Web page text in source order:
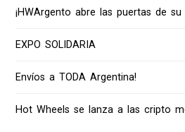
¡HWArgento abre las puertas de
EXPO SOLIDARIA
Envíos a TODA Argentina!
Hot Wheels se lanza a las cripto